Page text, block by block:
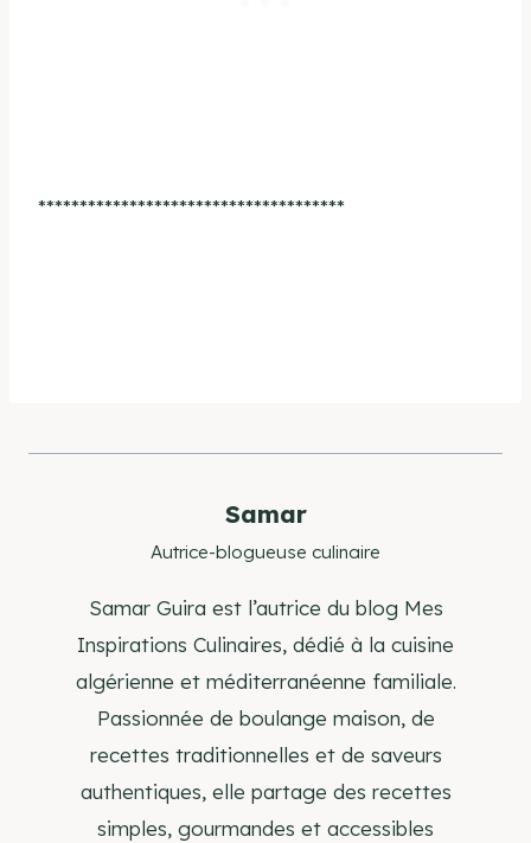
*************************************
Samar
Autrice-blogueuse culinaire
Samar Guira est l’autrice du blog Mes
Inspirations Culinaires, dédié à la cuisine
algérienne et méditerranéenne familiale.
Passionnée de boulange maison, de
recettes traditionnelles et de saveurs
authentiques, elle partage des recettes
simples, gourmandes et accessibles